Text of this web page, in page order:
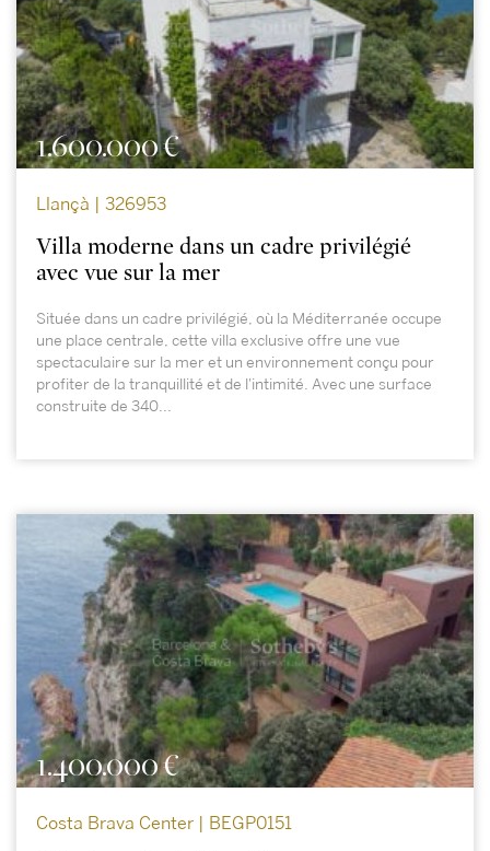
1.600.000 €
Llançà | 326953
Villa moderne dans un cadre privilégié
avec vue sur la mer
Située dans un cadre privilégié, où la Méditerranée occupe
une place centrale, cette villa exclusive offre une vue
spectaculaire sur la mer et un environnement conçu pour
profiter de la tranquillité et de l'intimité. Avec une surface
construite de 340...
1.400.000 €
Costa Brava Center | BEGP0151